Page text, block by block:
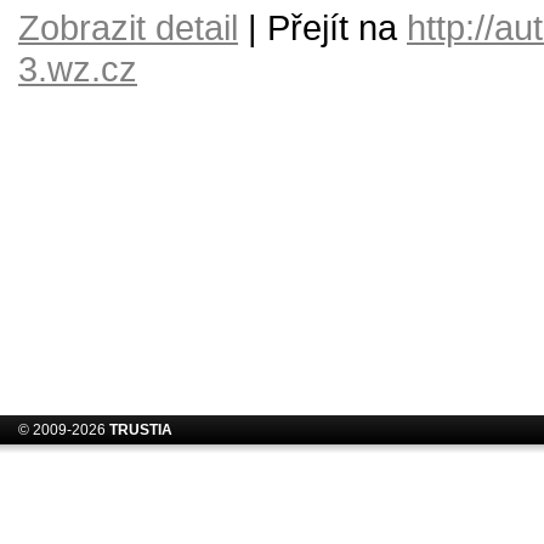
Zobrazit detail | Přejít na http://
3.wz.cz
© 2009-2026 TRUSTIA